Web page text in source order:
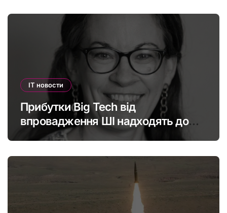
IT новости
Прибутки Big Tech від
впровадження ШІ надходять до
офшорів: як змінити глобальну